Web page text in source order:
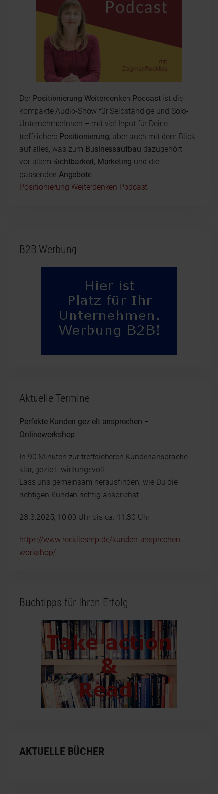
Der Positionierung Weiterdenken Podcast ist die
kompakte Audio-Show für Selbständige und Solo-
UnternehmerInnen – mit viel Input für Deine
treffsichere Positionierung , aber auch mit dem Blick
auf alles, was zum Businessaufbau dazugehört –
vor allem Sichtbarkeit Marketing und die
passenden Angebote
Positionierung Weiterdenken Podcast
B2B Werbung
Aktuelle Termine
Perfekte Kunden gezielt ansprechen –
Onlineworkshop
In 90 Minuten zur treffsicheren Kundenansprache –
klar, gezielt, wirkungsvoll
Lass uns gemeinsam herausfinden, wie Du die
richtigen Kunden richtig ansprichst
23.3.2025, 10:00 Uhr bis ca. 11:30 Uhr
https://www.reckliesmp.de/kunden-ansprechen-
workshop/
Buchtipps für Ihren Erfolg
AKTUELLE BÜCHER